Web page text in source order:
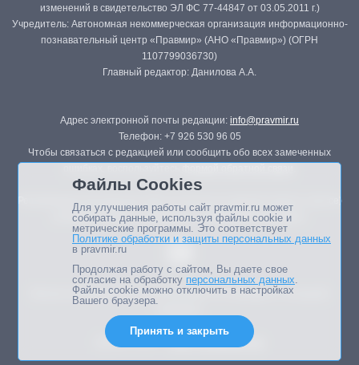
изменений в свидетельство ЭЛ ФС 77-44847 от 03.05.2011 г.)
Учредитель: Автономная некоммерческая организация информационно-
познавательный центр «Правмир» (АНО «Правмир») (ОГРН
1107799036730)
Главный редактор: Данилова А.А.
Адрес электронной почты редакции: info@pravmir.ru
Телефон: +7 926 530 96 05
Чтобы связаться с редакцией или сообщить обо всех замеченных
Републикация материалов сайта в печатных изданиях (книгах, прессе)
возможна только с письменного разрешения редакции.
Мнение авторов статей портала может не совпадать с позицией
Дизайн сайта -
Файлы Cookies
Для улучшения работы сайт pravmir.ru может
собирать данные, используя файлы cookie и
метрические программы. Это соответствует
Политике обработки и защиты персональных данных
в pravmir.ru
Продолжая работу с сайтом, Вы даете свое
согласие на обработку персональных данных.
Файлы cookie можно отключить в настройках
Вашего браузера.
Принять и закрыть